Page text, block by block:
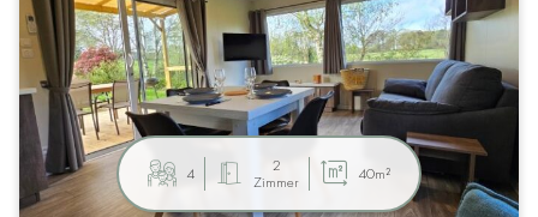
4
2
Zimmer
40m²